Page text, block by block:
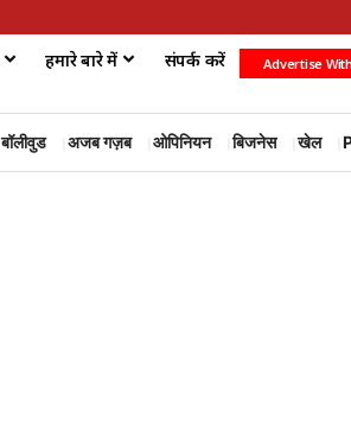
हमारे बारे में संपर्क करें Advertise
बॉलीवुड अजब गज़ब ओपिनियन बिजनेस खेल